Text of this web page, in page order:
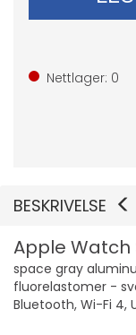
Nettlager: 0
BESKRIVELSE
Apple Watch
space gray
fluorelastomer -
Bluetooth, Wi-Fi 4,